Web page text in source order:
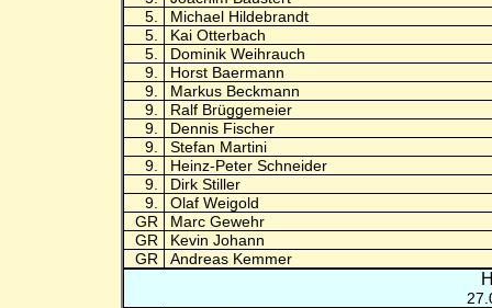
5.
Michael Hildebrandt
5.
Kai Otterbach
5.
Dominik Weihrauch
9.
Horst Baermann
9.
Markus Beckmann
9.
Ralf Brüggemeier
9.
Dennis Fischer
9.
Stefan Martini
9.
Heinz-Peter Schneider
9.
Dirk Stiller
9.
Olaf Weigold
GR
Marc Gewehr
GR
Kevin Johann
GR
Andreas Kemmer